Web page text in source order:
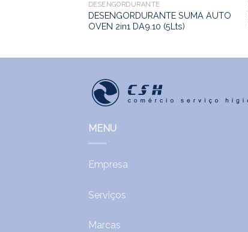
DESENGORDURANTE
DESENGORDURANTE SUMA AUTO
OVEN 2in1 DA9.10 (5Lts)
MENU
Empresa
Serviços
Marcas